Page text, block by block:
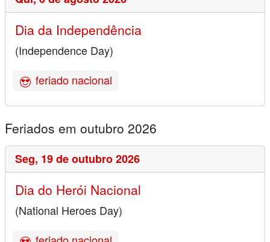
Dia da Independência
(Independence Day)
feriado nacional
Feriados em outubro 2026
Seg, 19 de outubro 2026
Dia do Herói Nacional
(National Heroes Day)